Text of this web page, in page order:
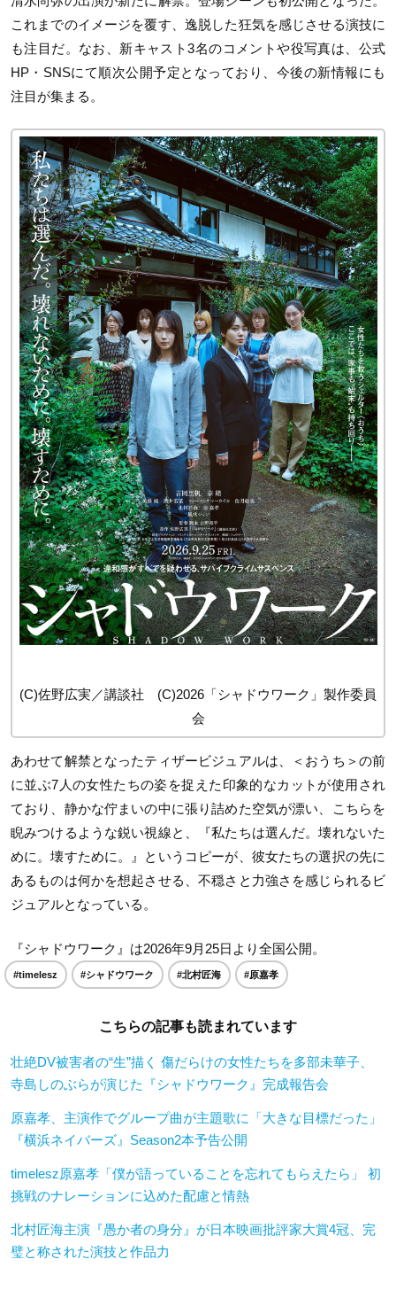
これまでのイメージを覆す、逸脱した狂気を感じさせる演技に
も注目だ。なお、新キャスト3名のコメントや役写真は、公式
HP・SNSにて順次公開予定となっており、今後の新情報にも
注目が集まる。
(C)佐野広実／講談社 (C)2026「シャドウワーク」製作委員
会
あわせて解禁となったティザービジュアルは、＜おうち＞の前
に並ぶ7人の女性たちの姿を捉えた印象的なカットが使用され
ており、静かな佇まいの中に張り詰めた空気が漂い、こちらを
睨みつけるような鋭い視線と、『私たちは選んだ。壊れないた
めに。壊すために。』というコピーが、彼女たちの選択の先に
あるものは何かを想起させる、不穏さと力強さを感じられるビ
ジュアルとなっている。
『シャドウワーク』は2026年9月25日より全国公開。
#timelesz #シャドウワーク #北村匠海 #原嘉孝
こちらの記事も読まれています
壮絶DV被害者の“生”描く 傷だらけの女性たちを多部未華子、
寺島しのぶらが演じた『シャドウワーク』完成報告会
原嘉孝、主演作でグループ曲が主題歌に「大きな目標だった」
『横浜ネイバーズ』Season2本予告公開
timelesz原嘉孝「僕が語っていることを忘れてもらえたら」 初
挑戦のナレーションに込めた配慮と情熱
北村匠海主演『愚か者の身分』が日本映画批評家大賞4冠、完
璧と称された演技と作品力